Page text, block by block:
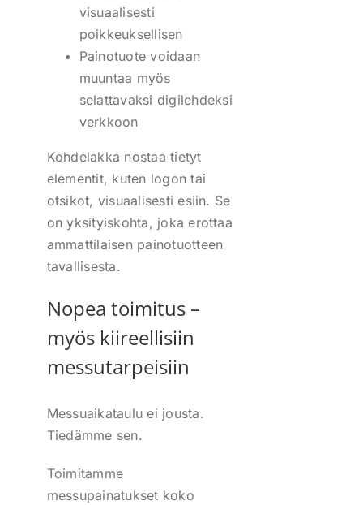
visuaalisesti
poikkeuksellisen
Painotuote voidaan
muuntaa myös
selattavaksi digilehdeksi
verkkoon
Kohdelakka nostaa tietyt
elementit, kuten logon tai
otsikot, visuaalisesti esiin. Se
on yksityiskohta, joka erottaa
ammattilaisen painotuotteen
tavallisesta.
Nopea toimitus –
myös kiireellisiin
messutarpeisiin
Messuaikataulu ei jousta.
Tiedämme sen.
Toimitamme
messupainatukset koko